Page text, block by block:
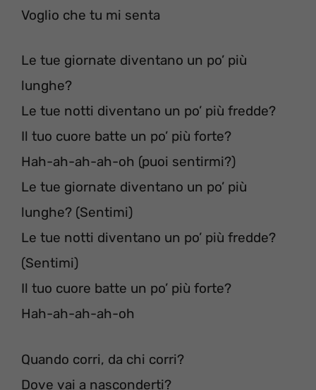
Voglio che tu mi senta
Le tue giornate diventano un po’ più
lunghe?
Le tue notti diventano un po’ più fredde?
Il tuo cuore batte un po’ più forte?
Hah-ah-ah-ah-oh (puoi sentirmi?)
Le tue giornate diventano un po’ più
lunghe? (Sentimi)
Le tue notti diventano un po’ più fredde?
(Sentimi)
Il tuo cuore batte un po’ più forte?
Hah-ah-ah-ah-oh
Quando corri, da chi corri?
Dove vai a nasconderti?